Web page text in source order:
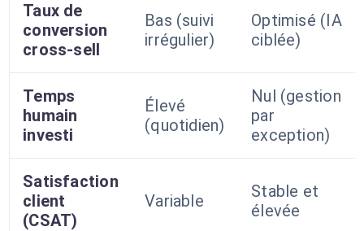
Taux de
conversion
cross-sell
Bas (suivi
irrégulier)
Optimisé (IA
ciblée)
Temps
humain
investi
Élevé
(quotidien)
Nul (gestion
par
exception)
Satisfaction
client
(CSAT)
Variable
Stable et
élevée